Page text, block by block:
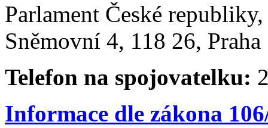
Parlament České
Sněmovní 4, 118 26,
Telefon na spojovatelku:
Informace dle zákona